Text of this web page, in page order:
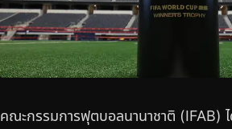
คณะกรรมการฟุตบอลนานาชาติ (IFAB) ไ